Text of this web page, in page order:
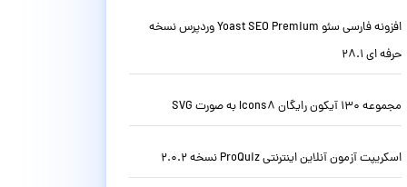
افزونه فارسی سئو Yoast SEO Premium وردپرس نسخه
حرفه ای 28.1
مجموعه 130 آیکون رایگان Icons8 به صورت SVG
اسکریپت آزمون آنلاین اینترنتی ProQuiz نسخه 2.0.2